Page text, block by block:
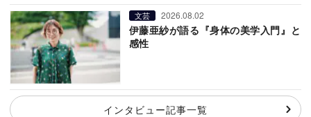
文芸 2026.08.02
伊藤亜紗が語る『身体の美学入門』と
感性
インタビュー記事一覧